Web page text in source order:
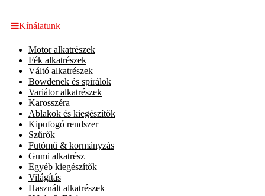
Kínálatunk
Motor alkatrészek
Fék alkatrészek
Váltó alkatrészek
Bowdenek és spirálok
Variátor alkatrészek
Karosszéra
Ablakok és kiegészítők
Kipufogó rendszer
Szűrők
Futómű & kormányzás
Gumi alkatrész
Egyéb kiegészítők
Világítás
Használt alkatrészek